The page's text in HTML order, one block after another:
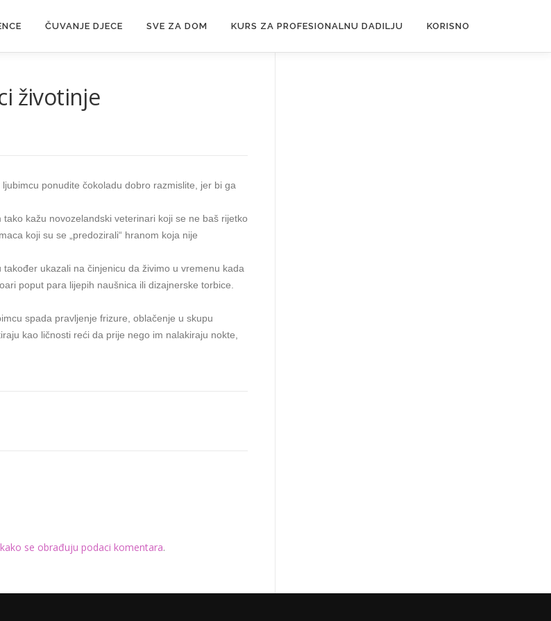
ČUVANJE DJECE SVE ZA DOM KURS ZA PROFESIONALNU DADILJU KORISNO
životinje
ponudite čokoladu dobro razmislite, jer bi ga
kažu novozelandski veterinari koji se ne baš rijetko
koji su se „predozirali“ hranom koja nije
također ukazali na činjenicu da živimo u vremenu kada
poput para lijepih naušnica ili dizajnerske torbice.
spada pravljenje frizure, oblačenje u skupu
kao ličnosti reći da prije nego im nalakiraju nokte,
se obrađuju podaci komentara.